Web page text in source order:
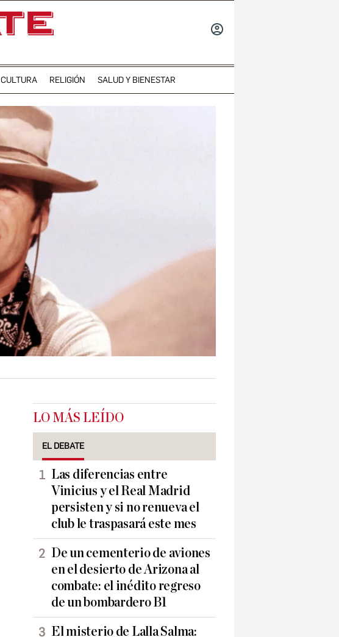
CULTURA RELIGIÓN SALUD Y BIENESTAR
LO MÁS LEÍDO
EL DEBATE
Las diferencias entre
Vinicius y el Real Madrid
persisten y si no renueva el
club le traspasará este mes
De un cementerio de aviones
en el desierto de Arizona al
combate: el inédito regreso
de un bombardero B1
El misterio de Lalla Salma: